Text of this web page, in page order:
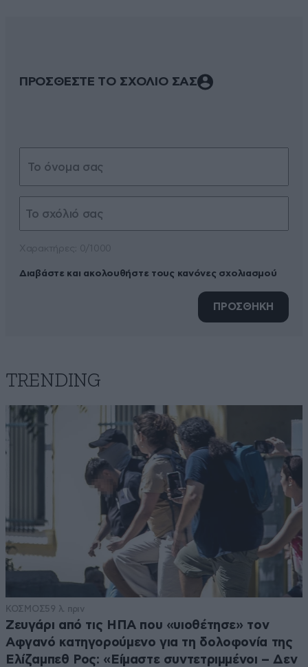
ΠΡΟΣΘΕΣΤΕ ΤΟ ΣΧΟΛΙΟ ΣΑΣ
Διαβάστε και ακολουθήστε τους κανόνες σχολιασμού
ΠΡΟΣΘΗΚΗ
TRENDING
ΚΟΣΜΟΣ59 λ. πριν
Ζευγάρι από τις ΗΠΑ που «υιοθέτησε» τον
Αφγανό κατηγορούμενο για τη δολοφονία της
Ελίζαμπεθ Ρος: «Είμαστε συντετριμμένοι – Δεν